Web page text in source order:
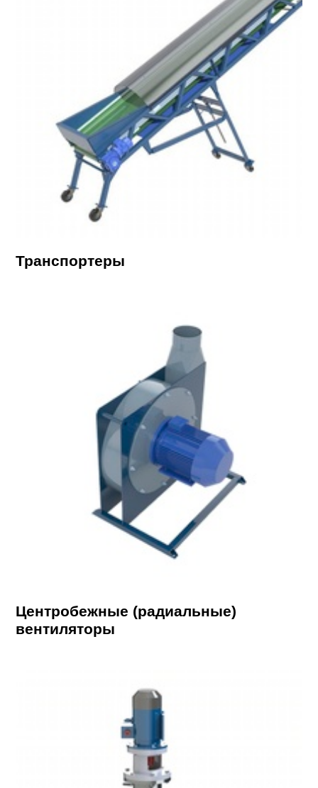
Транспортеры
Центробежные (радиальные)
вентиляторы